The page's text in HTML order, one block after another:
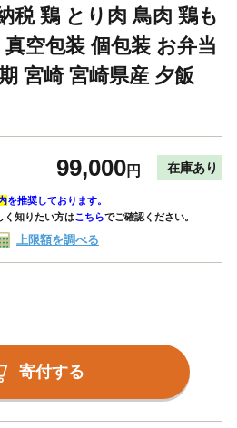
税 鶏 とり肉 鳥肉 鶏も
空包装 個包装 お弁当
宮崎 宮崎県産 夕飯
99,000円 在庫あり
を推奨しております。
く知りたい方はこちらでご確認ください。
上限額を調べる
寄付する